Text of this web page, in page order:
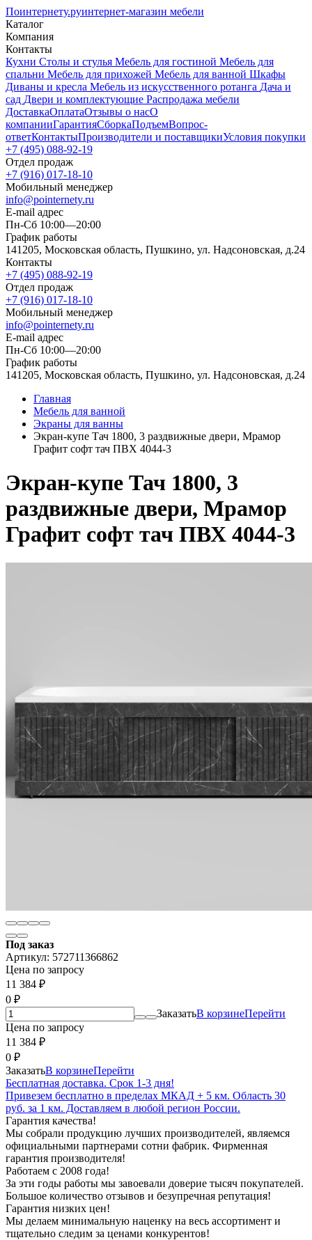
Поинтернету.руинтернет-магазин мебели
Каталог
Компания
Контакты
Кухни Столы и стулья Мебель для гостиной Мебель для
спальни Мебель для прихожей Мебель для ванной Шкафы
Диваны и кресла Мебель из искусственного ротанга Дача и
сад Двери и комплектующие Распродажа мебели
ДоставкаОплатаОтзывы о насО
компанииГарантияСборкаПодъемВопрос-
ответКонтактыПроизводители и поставщикиУсловия покупки
+7 (495) 088-92-19
Отдел продаж
+7 (916) 017-18-10
Мобильный менеджер
info@pointernety.ru
E-mail адрес
Пн-Сб 10:00—20:00
График работы
141205, Московская область, Пушкино, ул. Надсоновская, д.24
Контакты
+7 (495) 088-92-19
Отдел продаж
+7 (916) 017-18-10
Мобильный менеджер
info@pointernety.ru
E-mail адрес
Пн-Сб 10:00—20:00
График работы
141205, Московская область, Пушкино, ул. Надсоновская, д.24
Главная
Мебель для ванной
Экраны для ванны
Экран-купе Тач 1800, 3 раздвижные двери, Мрамор
Графит софт тач ПВХ 4044-3
Экран-купе Тач 1800, 3
раздвижные двери, Мрамор
Графит софт тач ПВХ 4044-3
Под заказ
Артикул: 572711366862
Цена по запросу
11 384 ₽
0 ₽
ЗаказатьВ корзинеПерейти
Цена по запросу
11 384 ₽
0 ₽
ЗаказатьВ корзинеПерейти
Бесплатная доставка. Срок 1-3 дня!
Привезем бесплатно в пределах МКАД + 5 км. Область 30
руб. за 1 км. Доставляем в любой регион России.
Гарантия качества!
Мы собрали продукцию лучших производителей, являемся
официальными партнерами сотни фабрик. Фирменная
гарантия производителя!
Работаем с 2008 года!
За эти годы работы мы завоевали доверие тысяч покупателей.
Большое количество отзывов и безупречная репутация!
Гарантия низких цен!
Мы делаем минимальную наценку на весь ассортимент и
тщательно следим за ценами конкурентов!